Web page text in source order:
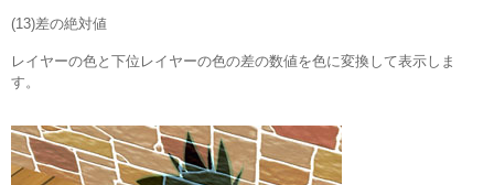
(13)差の絶対値
レイヤーの色と下位レイヤーの色の差の数値を色に変換して表示しま
す。